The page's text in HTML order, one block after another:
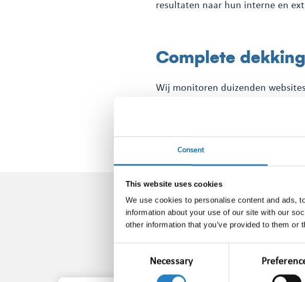
Consent
This website uses cookies
We use cookies to personalise content and ads,
information about your use of our site with our
other information that you’ve provided to them
SelectionNecessary
resultaten naar hun interne en
Complete dekking
Wij monitoren duizenden
bestrijkt onze dekking op print